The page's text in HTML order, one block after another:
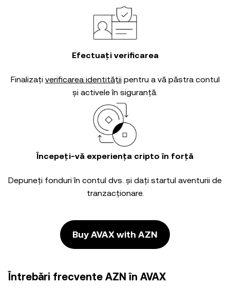
Efectuați verificarea
Finalizați verificarea identității pentru a vă păstra contul
și activele în siguranță.
Începeți-vă experiența cripto în forță
Depuneți fonduri în contul dvs. și dați startul aventurii de
tranzacționare.
Buy AVAX with AZN
Întrebări frecvente AZN în AVAX